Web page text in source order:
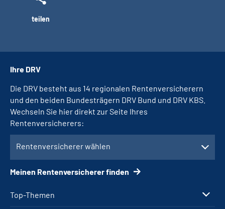
teilen
Top-Themen
Ihre DRV
Die DRV besteht aus 14 regionalen Rentenversicherern
und den beiden Bundesträgern DRV Bund und DRV KBS.
Wechseln Sie hier direkt zur Seite Ihres
Rentenversicherers:
Rentenversicherer wählen
Meinen Rentenversicherer finden